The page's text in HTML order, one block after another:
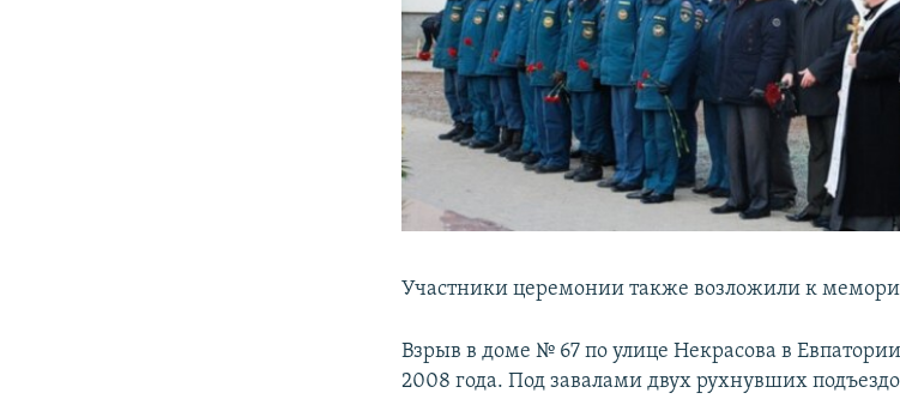
Участники церемонии также возложили к
Взрыв в доме № 67 по улице Некрасова в
2008 года. Под завалами двух рухнувших